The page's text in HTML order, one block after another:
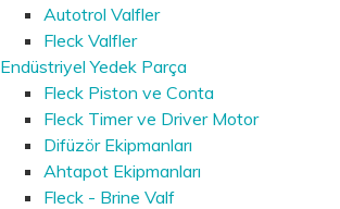
Autotrol Valfler
Fleck Valfler
Endüstriyel Yedek Parça
Fleck Piston ve Conta
Fleck Timer ve Driver Motor
Difüzör Ekipmanları
Ahtapot Ekipmanları
Fleck - Brine Valf